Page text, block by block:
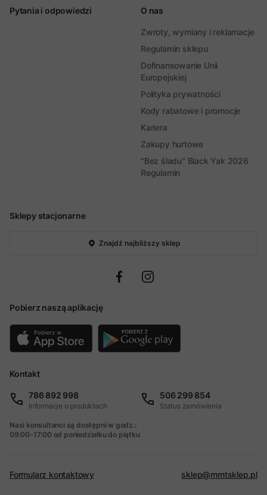
Sklepy stacjonarne
Znajdź najbliższy sklep
Pobierz naszą aplikację
Pytania i odpowiedzi O nas
Zwroty, wymiany i reklamacje
Regulamin sklepu
Dofinansowanie Unii
Europejskiej
Polityka prywatności
Kody rabatowe i promocje
Kariera
Zakupy hurtowe
"Bez śladu" Black Yak 2026
Regulamin
Kontakt
786 892 998
Informacje o produktach
506 299 854
Status zamówienia
Nasi konsultanci są dostępni w godz.:
09:00-17:00 od poniedziałku do piątku
Formularz kontaktowy sklep@mmtsklep.pl